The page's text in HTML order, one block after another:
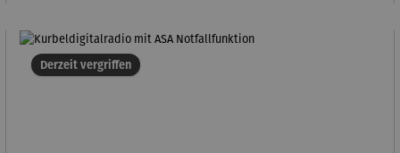
Derzeit vergriffen